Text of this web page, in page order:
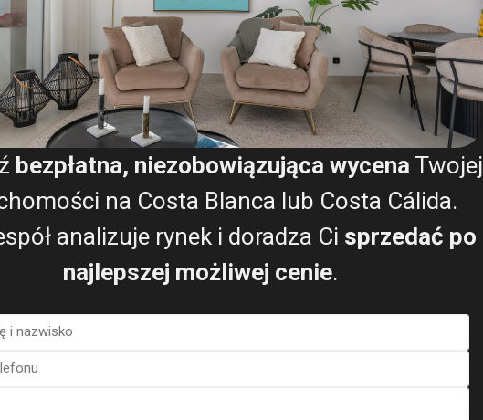
Plany pięter
Mapa
bezpłatna, niezobowiązująca wycena Twojej
na Costa Blanca lub Costa Cálida.
analizuje rynek i doradza Ci sprzedać po
najlepszej możliwej cenie.